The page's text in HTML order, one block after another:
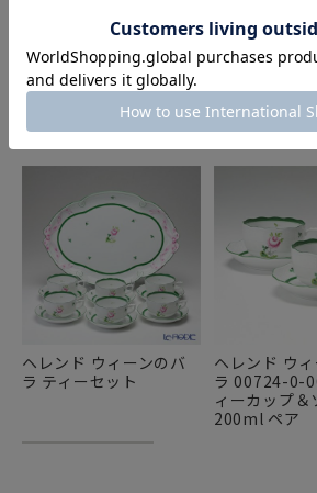
COMPONENT
このセットの構成商
ヘレンド ウィーンのバ
ラ ティーセット
ヘレンド ウ
ラ 00724-0-
ィーカップ＆
200ml ペア